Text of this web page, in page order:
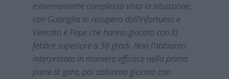
estremamente complessa vista la situazione,
con Guariglia in recupero dall’infortunio e
Vencato e Pepe che hanno giocato con la
febbre superiore a 38 gradi. Non l’abbiamo
interpretata in maniera efficace nella prima
parte di gara, poi abbiamo giocato con